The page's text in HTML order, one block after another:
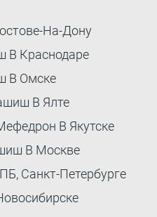
На-Дону
В Краснодаре
В Омске
В Ялте
В Якутске
В Москве
Санкт-Петербурге